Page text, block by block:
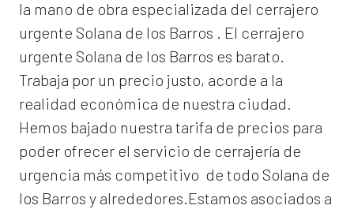
la mano de obra especializada del cerrajero
urgente Solana de los Barros . El cerrajero
urgente Solana de los Barros es barato.
Trabaja por un precio justo, acorde a la
realidad económica de nuestra ciudad.
Hemos bajado nuestra tarifa de precios para
poder ofrecer el servicio de cerrajería de
urgencia más competitivo de todo Solana de
los Barros y alrededores.Estamos asociados a